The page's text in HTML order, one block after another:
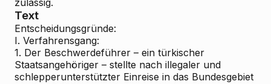
zulässig.
Text
Entscheidungsgründe:
I. Verfahrensgang:
1. Der Beschwerdeführer – ein türkischer
Staatsangehöriger – stellte nach illegaler und
schlepperunterstützter Einreise in das Bundesgebiet